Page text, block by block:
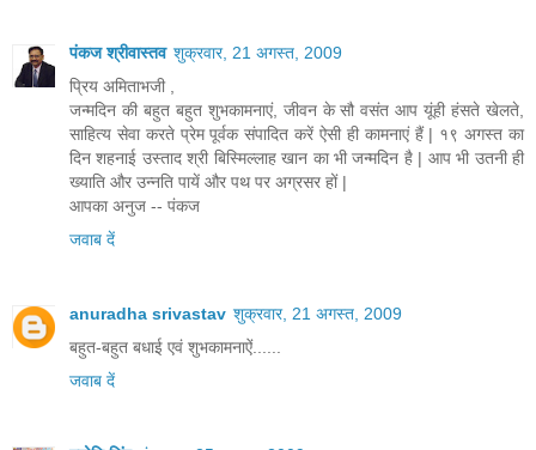
पंकज श्रीवास्तव शुक्रवार, 21 अगस्त, 2009
प्रिय अमिताभजी ,
जन्मदिन की बहुत बहुत शुभकामनाएं, जीवन के सौ वसंत आप यूंही हंसते खेलते,
साहित्य सेवा करते प्रेम पूर्वक संपादित करें ऐसी ही कामनाएं हैं | १९ अगस्त का
दिन शहनाई उस्ताद श्री बिस्मिल्लाह खान का भी जन्मदिन है | आप भी उतनी ही
ख्याति और उन्नति पायें और पथ पर अग्रसर हों |
आपका अनुज -- पंकज
जवाब दें
anuradha srivastav शुक्रवार, 21 अगस्त, 2009
बहुत-बहुत बधाई एवं शुभकामनाऐं......
जवाब दें